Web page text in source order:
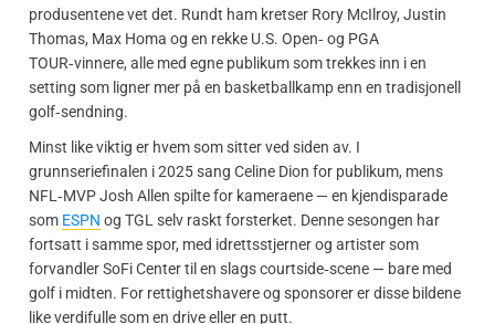
produsentene vet det. Rundt ham kretser Rory McIlroy, Justin
Thomas, Max Homa og en rekke U.S. Open‑ og PGA
TOUR‑vinnere, alle med egne publikum som trekkes inn i en
setting som ligner mer på en basketballkamp enn en tradisjonell
golf‑sendning.
Minst like viktig er hvem som sitter ved siden av. I
grunnseriefinalen i 2025 sang Celine Dion for publikum, mens
NFL‑MVP Josh Allen spilte for kameraene — en kjendisparade
som ESPN og TGL selv raskt forsterket. Denne sesongen har
fortsatt i samme spor, med idrettsstjerner og artister som
forvandler SoFi Center til en slags courtside‑scene — bare med
golf i midten. For rettighetshavere og sponsorer er disse bildene
like verdifulle som en drive eller en putt.